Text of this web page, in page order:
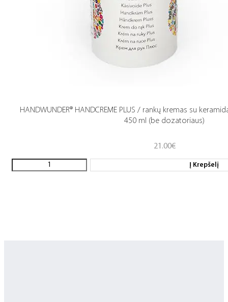
HANDWUNDER® HANDCREME PLUS / rankų kremas su
450 ml (be dozatoriaus)
21.00€
Į Krepšelį